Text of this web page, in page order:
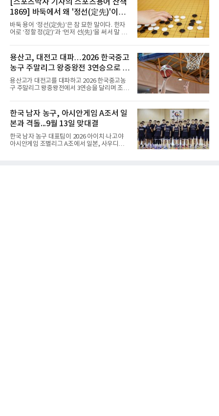
종반 점수 차를 벌려 승점 3을 챙겼다.블로킹은
7-16으로 밀렸지만 한국보다
오픈 이후 넉 달째 남자프로테니스(ATP) 투어 경
기에 나서지 못하고 있다. 9일 영국 BBC 등에 따
르면 그는 손목 힘줄을 감싸는 활막에 염증이 생
기는 건초염을 앓고 있다.이 부상이 까다로운 이
유가 있다. 반복적으로 라켓을 쥐고 휘두르는 동
최장 1년의 회복이 필요하다. 알카라스는 수술
은 받지 않았다. 라켓
[스포츠박사 기자의 스포츠용어 산책
1869] 바둑에서 왜 '정선(定先)'이라
말할까
바둑 용어 ‘정선(定先)’은 참 묘한 말이다. 한자
어로 ‘정할 정(定)’과 ‘먼저 선(先)’을 써서 말 그
이 먼저 두되 백에게 덤을 주지 않는 방식이다.
요즘 프로기사들의 대국은 대부분 ‘호선(互
先)’으로 치러지고, 백에게 6집 반 또는 7집 반의
덤을 주는 것이 일반적이다. (본 코너 1868회 ‘바
둑에서 왜 ‘호선(互先)’이라 말할까‘ 참조) 반면
정선에서는 흑이 먼저 두는 대신 덤이 없다. 한국
기원 역시 기력 차이를 표시하는 기준에서 정선
상선(先相先), 선이선(先二先) 등 여러 단계가
용산고, 대전고 대파…2026 한국중고
농구 주말리그 왕중왕전 3연승으로 조
1위 16강 진출
용산고가 대전고를 대파하고 2026 한국중고농
구 주말리그 왕중왕전에서 3연승을 달리며 조 1
우슬체육관에서 열린 대회 남고부 B조 예선 3차
전에서 대전고를 상대로 주전 선수들의 고른 활
약을 앞세워 108-33으로 대승을 거뒀다.용산고
는 배대범이 22점, 김민기가 19점, 이승민이 13
점을 올리며 공격을 이끌었다. 경기 초반부터 주
도권을 잡은 용산고는 일찌감치 승기를 굳히며
대전고에 큰 점수 차 승리를 거뒀다.이로써 용산
한국 남자 농구, 아시안게임 A조서 일
본과 격돌...9월 13일 맞대결
한국 남자 농구 대표팀이 2026 아이치·나고야
아시안게임 조별리그 A조에서 일본, 사우디아라